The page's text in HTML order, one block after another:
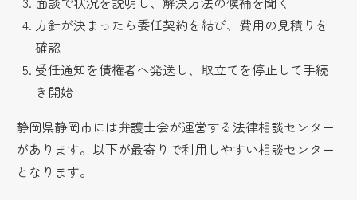
方針が決まったら委任契約を結び、費用の見積りを
確認
受任通知を債権者へ発送し、取立てを停止して手続
き開始
静岡県静岡市には弁護士会が運営する法律相談センター
があります。以下が最寄りで利用しやすい相談センター
となります。